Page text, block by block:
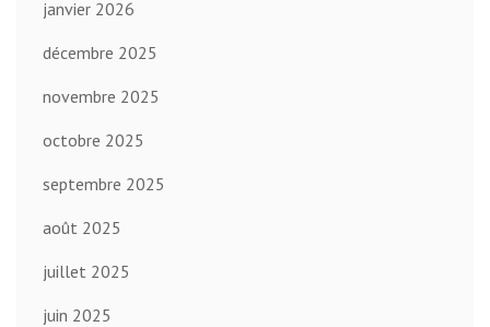
janvier 2026
décembre 2025
novembre 2025
octobre 2025
septembre 2025
août 2025
juillet 2025
juin 2025